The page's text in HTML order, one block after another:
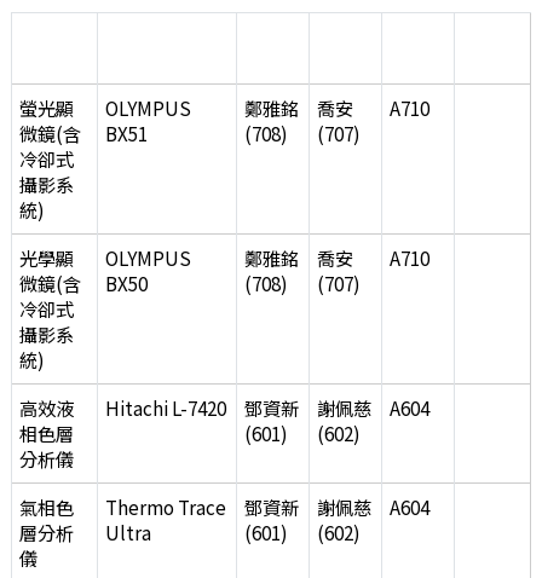
螢光顯
微鏡(含
冷卻式
攝影系
統)
OLYMPUS
BX51
鄭雅銘
(708)
喬安
(707)
A710
光學顯
微鏡(含
冷卻式
攝影系
統)
OLYMPUS
BX50
鄭雅銘
(708)
喬安
(707)
A710
高效液
相色層
分析儀
Hitachi L-7420
鄧資新
(601)
謝佩慈
(602)
A604
氣相色
層分析
儀
Thermo Trace
Ultra
鄧資新
(601)
謝佩慈
(602)
A604